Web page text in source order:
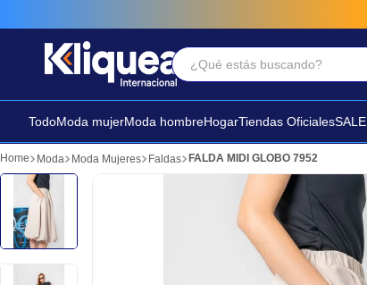
¿Qué estás buscando?
TodoModa mujerModa hombreHogarTiendas OficialesSALE
Moda Moda Mujeres Faldas FALDA MIDI GLOBO 7952
Términos Más Buscados
2. sandalia